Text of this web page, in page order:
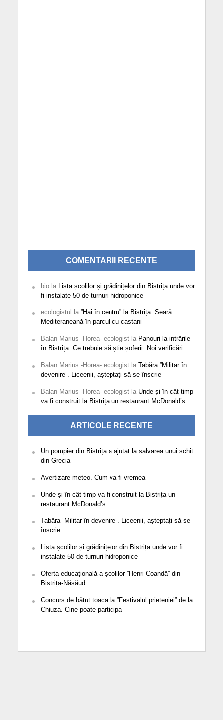
COMENTARII RECENTE
biola Lista școlilor și grădinițelor din Bistrița unde vor
fi instalate 50 de turnuri hidroponice
ecologistul la ”Hai în centru” la Bistrița: Seară
Mediteraneană în parcul cu castani
Balan Marius -Horea- ecologistla Panouri la intrările
în Bistrița. Ce trebuie să știe șoferii. Noi verificări
Balan Marius -Horea- ecologistla Tabăra ”Militar în
devenire”. Liceenii, așteptați să se înscrie
Balan Marius -Horea- ecologistla Unde și în cât timp
va fi construit la Bistrița un restaurant McDonald’s
ARTICOLE RECENTE
Un pompier din Bistrița a ajutat la salvarea unui schit
din Grecia
Avertizare meteo. Cum va fi vremea
Unde și în cât timp va fi construit la Bistrița un
restaurant McDonald’s
Tabăra ”Militar în devenire”. Liceenii, așteptați să se
înscrie
Lista școlilor și grădinițelor din Bistrița unde vor fi
instalate 50 de turnuri hidroponice
Oferta educațională a școlilor ”Henri Coandă” din
Bistrița-Năsăud
Concurs de bătut toaca la ”Festivalul prieteniei” de la
Chiuza. Cine poate participa